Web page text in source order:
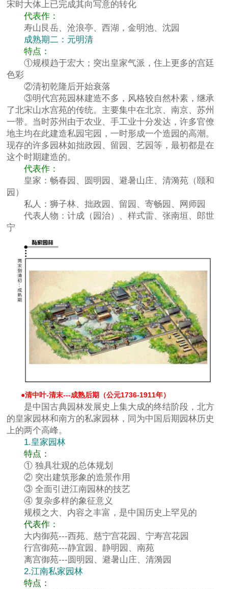
宋时大体上已完成其向写意的转化
代表作：
寿山艮岳、沧浪亭、西湖，金明池、沈园
成熟期二：元明清
特点：
①规模趋于宏大；突出皇家气派，住上更多的宫廷
色彩
②清初乾隆后开始衰落
③明代宫苑园林建造不多，风格较自然朴素，继承
了北宋山水宫苑的传统。主要集中在北京、南京、苏州
一带。当时苏州由于农业、手工业十分发达，许多官僚
地主均在此建造私园宅园，一时形成一个造园的高潮。
现存的许多园林如拙政园、留园、艺园等，最初都是在
这个时期建造的。
代表作：
皇家：畅春园、圆明园、避暑山庄、清漪苑（颐和
园）
私人：狮子林、拙政园、留园、寄畅园、网师园
代表人物：计成（园治）、样式雷、张南垣、郎世
宁
●清中叶-清末---成熟后期（公元1736-1911年）
是中国古典园林发展史上集大成的终结阶段，北方
的皇家园林和南方的私家园林，同为中国后期园林历史
上的两个高峰。
1.皇家园林
特点：
① 独具壮观的总体规划
② 突出建筑形象的造景作用
③ 全面引进江南园林的技艺
④ 复杂多样的象征意义
规模之大、内容之丰富，是中国历史上罕见的
代表作：
大内御苑---西苑、慈宁宫花园、宁寿宫花园
行宫御苑---静宜园、静明园、南苑
离宫御苑---圆明园、避暑山庄、清漪园
2.江南私家园林
特点：